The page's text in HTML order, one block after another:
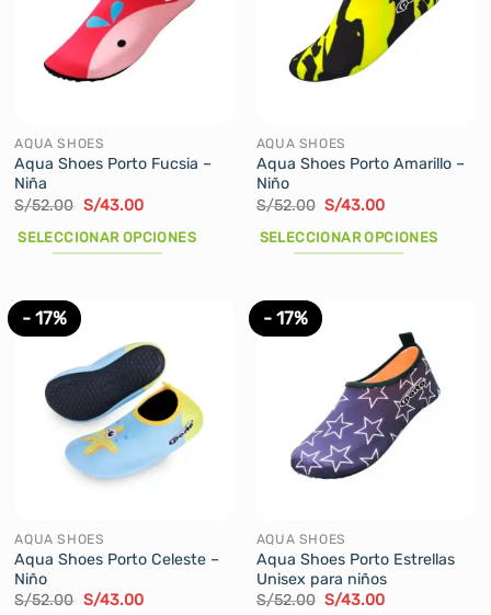
AQUA SHOES
Aqua Shoes Porto Fucsia –
Niña
S/52.00 El
original
era:
S/43.00El
actual
es:
SELECCIONAR OPCIONES
tiene
múltiples
variantes.
opciones
pueden
la
página
de
producto
AQUA SHOES
Aqua Shoes Porto Amarillo –
Niño
S/52.00 El
original
era:
S/43.00El
actual
es:
SELECCIONAR OPCIONES
tiene
múltiples
pueden
la
página
de
producto
- 17%
AQUA SHOES
Aqua Shoes Porto Celeste –
Niño
S/52.00 El
S/43.00El
- 17%
AQUA SHOES
Aqua Shoes Porto Estrellas
Unisex para niños
S/52.00 El
S/43.00El